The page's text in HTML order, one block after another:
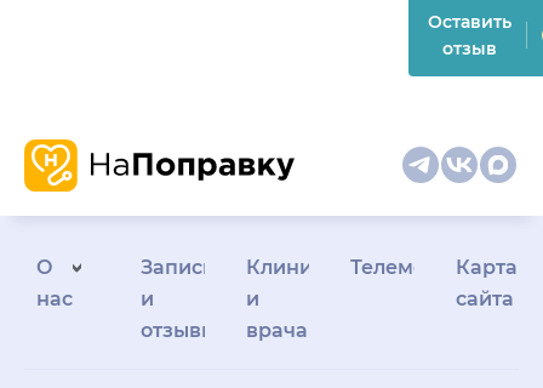
Оставить
отзыв
О
нас
Запись
и
отзывы
Клиникам
и
врачам
Телемедицина
Карта
сайта